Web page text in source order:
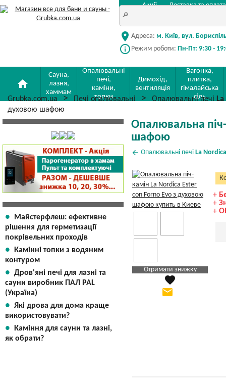
Акції Доставка та оплата
location_on Адреса: м. Київ, вул.
info_outline Режим роботи: Пн-Пт: 9:30 -
home
Сауна,
лазня,
хаммам
Опалювальні
печі,
каміни,
топки
Димохід,
вентиляція
Вагонка,
плитка,
гімалайська
сіль
Grubka.com.ua Печі опалювальні Опалювальні печі
духовою шафою
Майстерфлеш: ефективне
рішення для герметизації
покрівельних проходів
Камінні топки з водяним
контуром
Дров'яні печі для лазні та
сауни виробник ПАЛ PAL
(Україна)
Які дрова для дома краще
використовувати?
Каміння для сауни та лазні,
як обрати?
Опалювальна
шафою
arrow_back Опалювальні печі La Nordica
Отримати знижку
Яка Ваша ціна
Вказати мою ціну
favorite
email
+
+
+